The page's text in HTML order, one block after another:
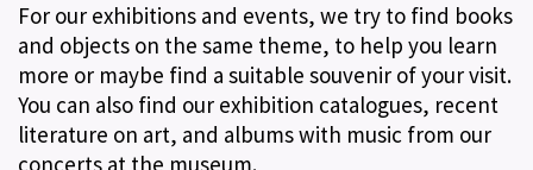
For our exhibitions and events, we try to find books
and objects on the same theme, to help you learn
more or maybe find a suitable souvenir of your visit.
You can also find our exhibition catalogues, recent
literature on art, and albums with music from our